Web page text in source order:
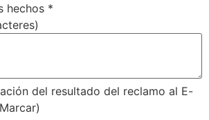
hechos *
del resultado del reclamo al E-